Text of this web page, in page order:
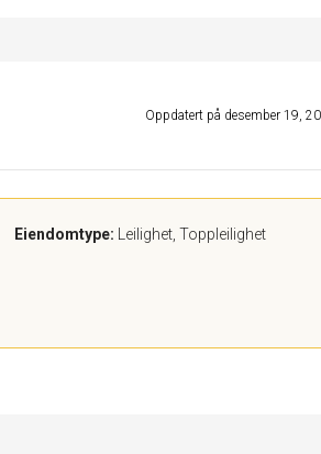
Oppdatert på desember 19,
Eiendomtype: Leilighet, Toppleilighet